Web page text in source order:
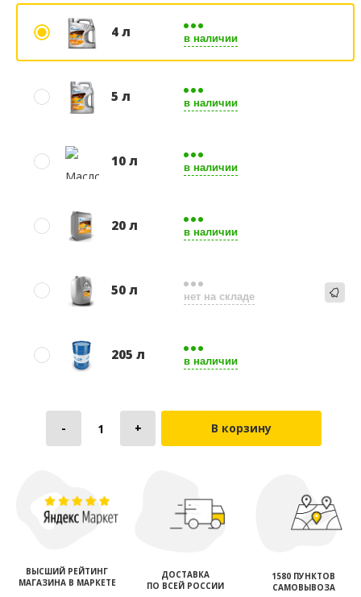
4 л в наличии
5 л в наличии
10 л в наличии
20 л в наличии
50 л нет на складе
205 л в наличии
В корзину
ВЫСШИЙ РЕЙТИНГ
МАГАЗИНА В МАРКЕТЕ
ДОСТАВКА
ПО ВСЕЙ РОССИИ
1580 ПУНКТОВ
САМОВЫВОЗА